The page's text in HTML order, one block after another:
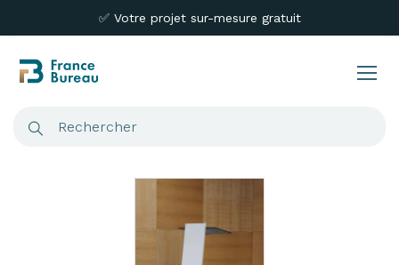
✅ Votre projet sur-mesure gratuit